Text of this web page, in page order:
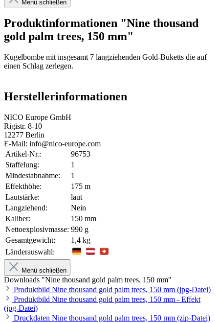
Menü schließen
Produktinformationen "Nine thousand
gold palm trees, 150 mm"
Kugelbombe mit insgesamt 7 langziehenden Gold-Buketts die auf
einen Schlag zerlegen.
Herstellerinformationen
NICO Europe GmbH
Rigistr. 8-10
12277 Berlin
E-Mail: info@nico-europe.com
Artikel-Nr.:
96753
Staffelung:
1
Mindestabnahme:
1
Effekthöhe:
175 m
Lautstärke:
laut
Langziehend:
Nein
Kaliber:
150 mm
Nettoexplosivmasse: 990 g
Gesamtgewicht:
1,4 kg
Länderauswahl:
Menü schließen
Downloads "Nine thousand gold palm trees, 150 mm"
Produktbild Nine thousand gold palm trees, 150 mm (jpg-Datei)
Produktbild Nine thousand gold palm trees, 150 mm - Effekt
(jpg-Datei)
Druckdaten Nine thousand gold palm trees, 150 mm (zip-Datei)